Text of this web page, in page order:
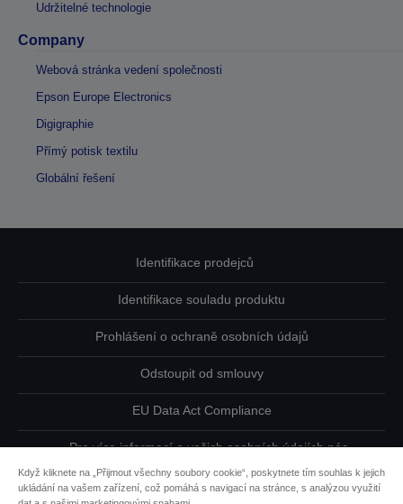
Udržitelné technologie
Company
Webová stránka vedení společnosti
Epson Europe Electronics
Digigraphie
Přímý potisk textilu
Globální řešení
Identifikace prodejců
Identifikace souladu produktu
Prohlášení o ochraně osobních údajů
Odstoupit od smlouvy
EU Data Act Compliance
Pro více informací o vašich osobních údajích nás
Když kliknete na „Přijmout všechny soubory cookie“, poskytnete tím souhlas k jejich
ukládání na vašem zařízení, což pomáhá s navigací na stránce, s analýzou využití